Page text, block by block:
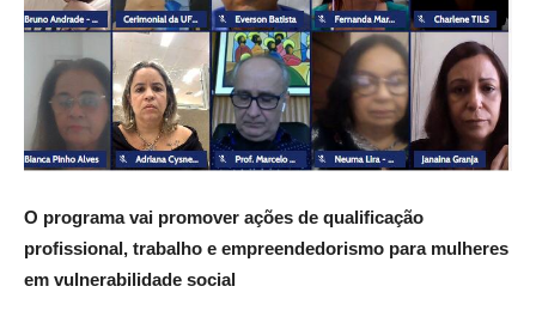
O programa vai promover ações de qualificação
profissional, trabalho e empreendedorismo para mulheres
em vulnerabilidade social